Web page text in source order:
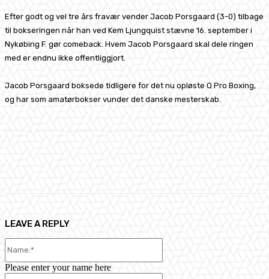
Efter godt og vel tre års fravær vender Jacob Porsgaard (3-0) tilbage
til bokseringen når han ved Kem Ljungquist stævne 16. september i
Nykøbing F. gør comeback. Hvem Jacob Porsgaard skal dele ringen
med er endnu ikke offentliggjort.
Jacob Porsgaard boksede tidligere for det nu opløste Q Pro Boxing,
og har som amatørbokser vunder det danske mesterskab.
LEAVE A REPLY
Please enter your name here